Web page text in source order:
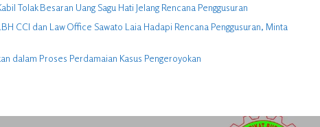
Tolak Besaran Uang Sagu Hati Jelang Rencana Penggusuran
CCI dan Law Office Sawato Laia Hadapi Rencana Penggusuran, Minta
dalam Proses Perdamaian Kasus Pengeroyokan